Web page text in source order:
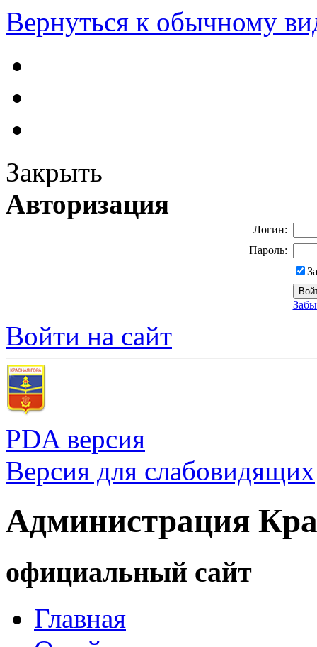
Вернуться к обычному
Закрыть
Авторизация
Логин:
Пароль:
Войти на сайт
PDA версия
Версия для слабовидящих
Администрация
официальный сайт
Главная